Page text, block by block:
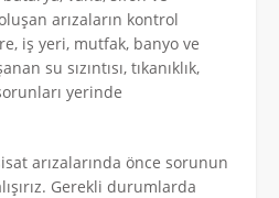
arızaların kontrol
iş yeri, mutfak, banyo ve
su sızıntısı, tıkanıklık,
yerinde
arızalarında önce sorunun
Gerekli durumlarda